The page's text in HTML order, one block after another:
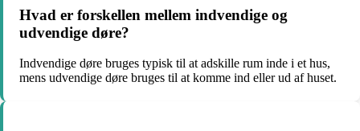
Hvad er forskellen mellem indvendige og
udvendige døre?
Indvendige døre bruges typisk til at adskille rum inde i et hus,
mens udvendige døre bruges til at komme ind eller ud af huset.